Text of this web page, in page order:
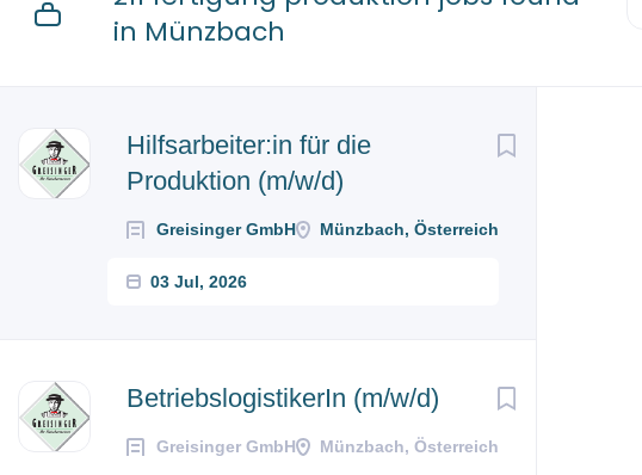
in Münzbach
Hilfsarbeiter:in für die
Produktion (m/w/d)
Greisinger GmbH Münzbach, Österreich
03 Jul, 2026
Next
BetriebslogistikerIn (m/w/d)
Greisinger GmbH Münzbach, Österreich